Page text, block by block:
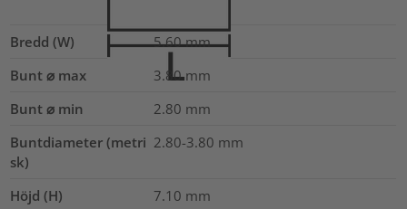
Bredd (W) 5.60 mm
Bunt ⌀ max
3.80 mm
Bunt ⌀ min
2.80 mm
Buntdiameter (metri
sk)
2.80-3.80 mm
Höjd (H) 7.10 mm